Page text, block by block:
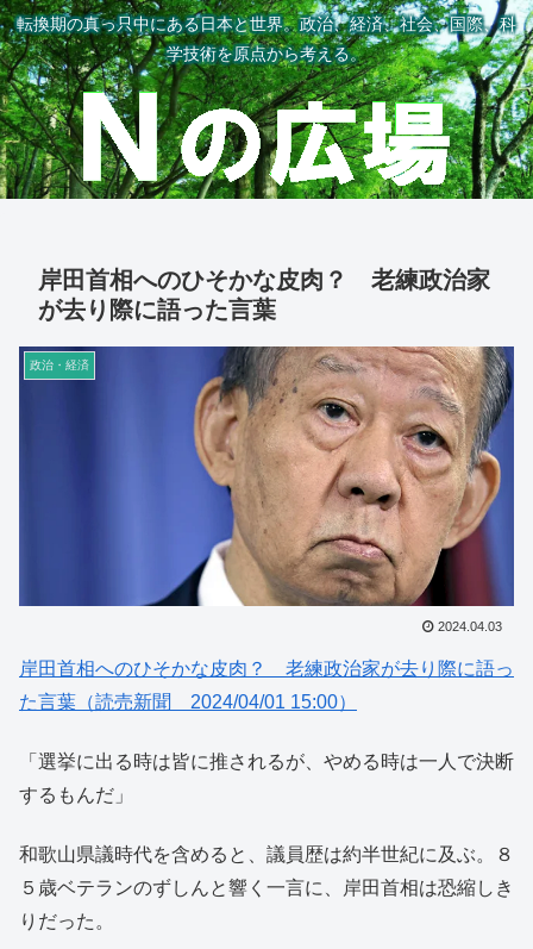
転換期の真っ只中にある日本と世界。政治、経済、社会、国際、科
学技術を原点から考える。
岸田首相へのひそかな皮肉？ 老練政治家
が去り際に語った言葉
政治・経済
2024.04.03
岸田首相へのひそかな皮肉？ 老練政治家が去り際に語っ
た言葉（読売新聞 2024/04/01 15:00）
「選挙に出る時は皆に推されるが、やめる時は一人で決断
するもんだ」
和歌山県議時代を含めると、議員歴は約半世紀に及ぶ。８
５歳ベテランのずしんと響く一言に、岸田首相は恐縮しき
りだった。